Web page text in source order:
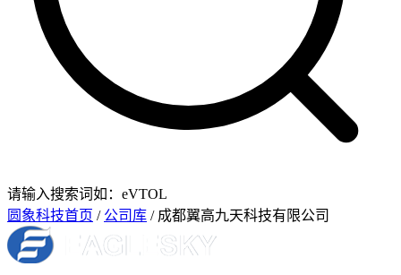
请输入搜索词如：eVTOL
圆象科技首页 / 公司库 / 成都翼高九天科技有限公司